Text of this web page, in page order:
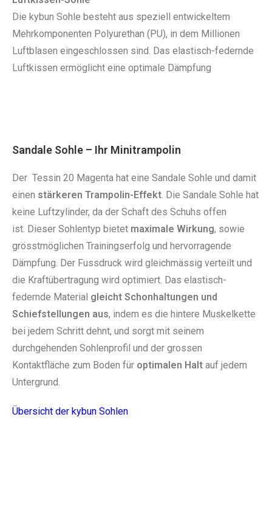
Die kybun Sohle besteht aus speziell entwickeltem
Mehrkomponenten Polyurethan (PU), in dem Millionen
Luftblasen eingeschlossen sind. Das elastisch-­federnde
Luftkissen ermöglicht eine optimale Dämpfung
Sandale Sohle – Ihr Minitrampolin
Der Tessin 20 Magenta hat eine Sandale Sohle und damit
einen stärkeren Trampolin-Effekt . Die Sandale Sohle hat
keine Luftzylinder, da der Schaft des Schuhs offen
ist. Dieser Sohlentyp bietet maximale Wirkung, sowie
grösstmöglichen Trainingserfolg und hervorragende
Dämpfung. Der Fussdruck wird gleichmässig verteilt und
die Kraftübertragung wird optimiert. Das elastisch-
federnde Material gleicht Schonhaltungen und
Schiefstellungen aus, indem es die hintere Muskelkette
bei jedem Schritt dehnt, und sorgt mit seinem
durchgehenden Sohlenprofil und der grossen
Kontaktfläche zum Boden für optimalen Halt auf jedem
Untergrund.
Übersicht der kybun Sohlen